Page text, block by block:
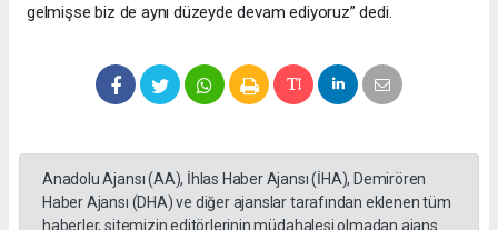
gelmişse biz de aynı düzeyde devam ediyoruz” dedi.
Anadolu Ajansı (AA), İhlas Haber Ajansı (İHA), Demirören
Haber Ajansı (DHA) ve diğer ajanslar tarafından eklenen tüm
haberler, sitemizin editörlerinin müdahalesi olmadan ajans